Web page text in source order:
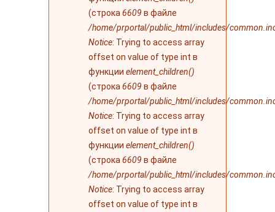
(строка 6609 в файле
/home/prportal/public_html/includes/
Notice: Trying to access array
offset on value of type int в
функции element_children()
(строка 6609 в файле
/home/prportal/public_html/includes/
Notice: Trying to access array
offset on value of type int в
функции element_children()
(строка 6609 в файле
/home/prportal/public_html/includes/
Notice: Trying to access array
offset on value of type int в